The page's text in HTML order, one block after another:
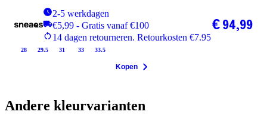
2-5 werkdagen
€5,99 - Gratis vanaf €100
14 dagen retourneren. Retourkosten €7.95
28 29.5 31 33 33.5
€ 94,99
Kopen
Andere kleurvarianten